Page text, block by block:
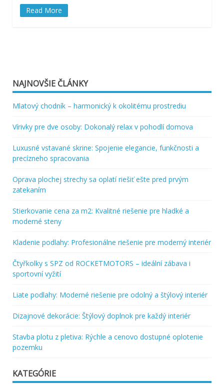
Read More
NAJNOVŠIE ČLÁNKY
Mlatový chodník – harmonický k okolitému prostrediu
Vírivky pre dve osoby: Dokonalý relax v pohodlí domova
Luxusné vstavané skrine: Spojenie elegancie, funkčnosti a
precízneho spracovania
Oprava plochej strechy sa oplatí riešiť ešte pred prvým
zatekaním
Stierkovanie cena za m2: Kvalitné riešenie pre hladké a
moderné steny
Kladenie podlahy: Profesionálne riešenie pre moderný interiér
Čtyřkolky s SPZ od ROCKETMOTORS – ideální zábava i
sportovní vyžití
Liate podlahy: Moderné riešenie pre odolný a štýlový interiér
Dizajnové dekorácie: Štýlový doplnok pre každý interiér
Stavba plotu z pletiva: Rýchle a cenovo dostupné oplotenie
pozemku
KATEGÓRIE